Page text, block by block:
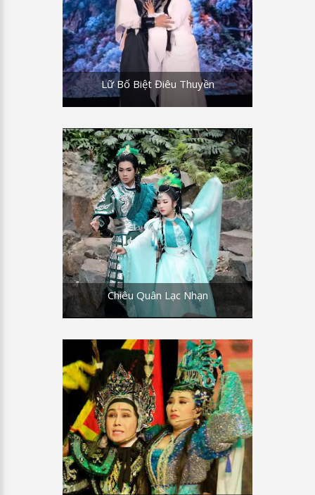
tiên, tục trần không vấn vương, tim đã
phôi phai chuyện yêu đương.
ĐMH:Tiếng tơ dịu êm, cung đàn vang lả
lơi. Tiếng hát du dương, thăng trầm bay
bổng ru hồn. Cánh tay ngọc ngà, men tràn
đầy dâng tửu bôi, tha thiết xiêm y quyện
HN: Tỳ bà thăng âm khảy ngũ cung, thanh
tao tiếng tơ tính tang tình. Muộn phiền
tâm can sẽ rũ tan, thân tâm ngát hương
chén vơi đầy. Trong không gian mơ mộng
đêm dịu huyền, nơi cung trăng tương ngộ
chỉ một lần thôi.
ĐMH: Nguyệt thềm đêm nay phỉ nguyền,
ta ngây ngất say dáng yêu kiều, chợt lòng
lâng lâng nỗi khát khao, khuyên ai chớ
nên khéo lạnh lùng, cho ta xin nắm tay chỉ
gặp tiên nương.
HN: Xin người cẩn ngôn giữ lễ
ĐMH: Hằng Nga ơi! Hồn ta bỗng lâng lâng
trước nhan sắc tiên nương hay vì chung
ngự tửu. Xin nàng hãy cho ta được một
lần nắm tay người ngọc, dạo bước thênh
thang ngắm cảnh...tiên bồng...
HN: Giữa chốn uy nghiêm chứ nào phải
Lữ Bố Biệt Điêu Thuyền
Chiêu Quân Lạc Nhạn